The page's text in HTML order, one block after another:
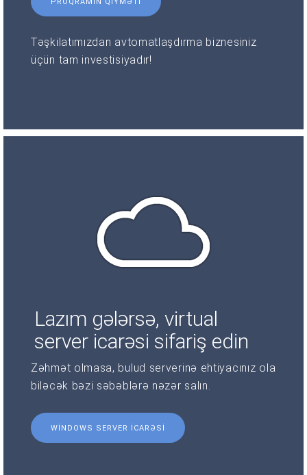
Təşkilatımızdan avtomatlaşdırma biznesiniz
üçün tam investisiyadır!
Lazım gələrsə, virtual
server icarəsi sifariş edin
Zəhmət olmasa, bulud serverinə ehtiyacınız ola
biləcək bəzi səbəblərə nəzər salın.
WINDOWS SERVER ICARƏSI